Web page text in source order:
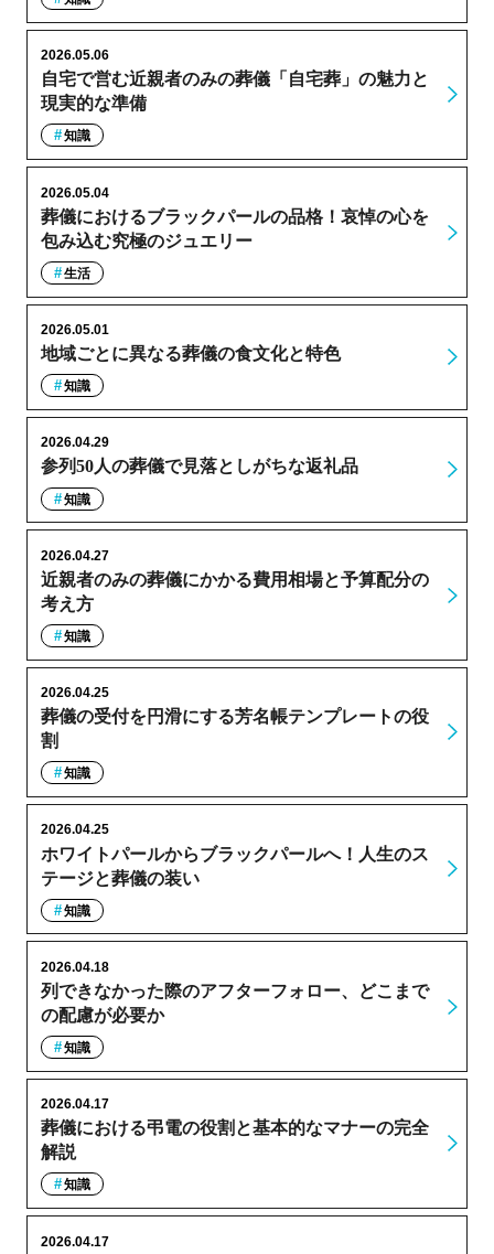
自宅で営む近親者のみの葬儀「自宅葬」の魅力と
現実的な準備
2026.05.06
知識
葬儀におけるブラックパールの品格！哀悼の心を
包み込む究極のジュエリー
2026.05.04
生活
地域ごとに異なる葬儀の食文化と特色
2026.05.01
知識
参列50人の葬儀で見落としがちな返礼品
2026.04.29
知識
近親者のみの葬儀にかかる費用相場と予算配分の
考え方
2026.04.27
知識
葬儀の受付を円滑にする芳名帳テンプレートの役
割
2026.04.25
知識
ホワイトパールからブラックパールへ！人生のス
テージと葬儀の装い
2026.04.25
知識
列できなかった際のアフターフォロー、どこまで
の配慮が必要か
2026.04.18
知識
葬儀における弔電の役割と基本的なマナーの完全
解説
2026.04.17
知識
2026.04.17